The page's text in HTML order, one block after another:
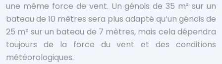
une même force de vent. Un génois de 35 m² sur un
bateau de 10 mètres sera plus adapté qu’un génois de
25 m² sur un bateau de 7 mètres, mais cela dépendra
toujours de la force du vent et des conditions
météorologiques.